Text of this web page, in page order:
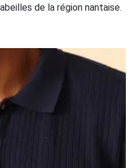
de la région nantaise.